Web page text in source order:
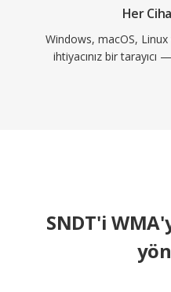
Her
Windows, macOS, Linux
ihtiyacınız bir tarayıcı
SNDT'i